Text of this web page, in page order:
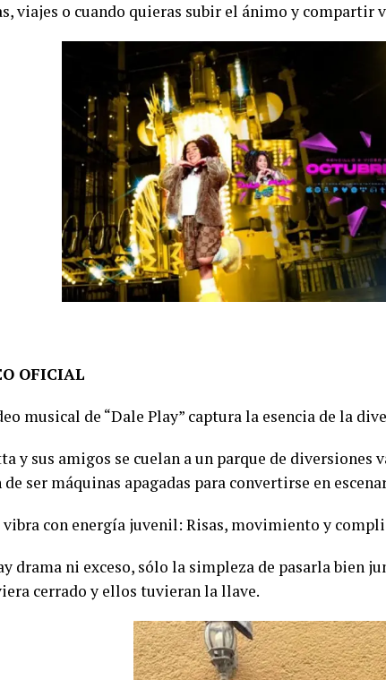
viajes o cuando quieras subir el ánimo y compartir
OFICIAL
musical de “Dale Play” captura la esencia de la
y sus amigos se cuelan a un parque de diversiones
de ser máquinas apagadas para convertirse en
vibra con energía juvenil: Risas, movimiento y
drama ni exceso, sólo la simpleza de pasarla bien
cerrado y ellos tuvieran la llave.